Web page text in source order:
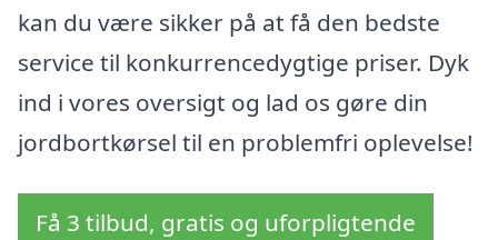
kan du være sikker på at få den bedste
service til konkurrencedygtige priser. Dyk
ind i vores oversigt og lad os gøre din
jordbortkørsel til en problemfri oplevelse!
Få 3 tilbud, gratis og uforpligtende